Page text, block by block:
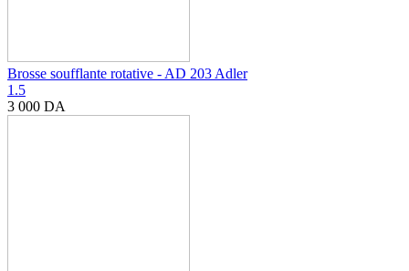
Brosse soufflante rotative - AD 203 Adler
1.5
3 000 DA